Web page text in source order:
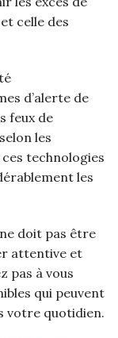
celle des
d’alerte de
feux de
les
technologies
les
doit pas être
attentive et
pas à vous
qui peuvent
votre quotidien.